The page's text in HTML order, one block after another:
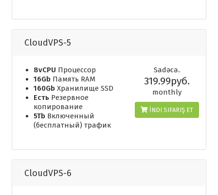
CloudVPS-5
8vCPU Процессор
16Gb Память RAM
160Gb Хранилище SSD
Есть Резервное
копирование
5Tb Включенный
(бесплатный) трафик
Sadəcə..
319.99руб.
monthly
İNDI SIFARIŞ ET
CloudVPS-6